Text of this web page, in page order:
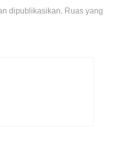
dipublikasikan. Ruas yang